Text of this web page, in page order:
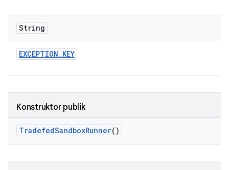
String
EXCEPTION_KEY
Konstruktor publik
TradefedSandboxRunner()